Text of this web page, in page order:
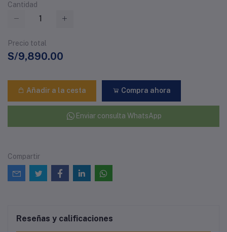
Cantidad
Precio total
S/9,890.00
Añadir a la cesta Compra ahora
Enviar consulta WhatsApp
Compartir
Reseñas y calificaciones